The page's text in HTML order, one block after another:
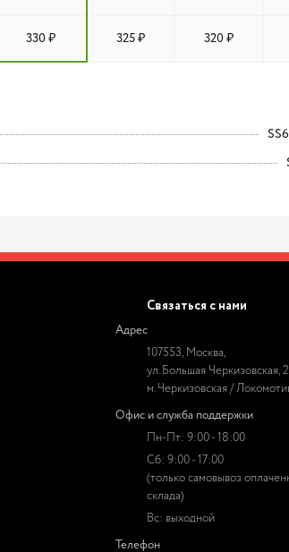
330 ₽ 325 ₽ 320 ₽
Связаться с нами
Адрес
107553, Москва,
ул. Большая Черкизовская,
м. Черкизовская /
Офис и служба поддержки
Пн-Пт: 9:00 - 18:00
Сб: 9:00 - 17:00
(только самовывоз
склада)
Вс: выходной
Телефон